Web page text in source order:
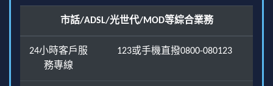
市話/ADSL/光世代/MOD等綜合業務
24小時客戶服
務專線
123或手機直撥0800-080123